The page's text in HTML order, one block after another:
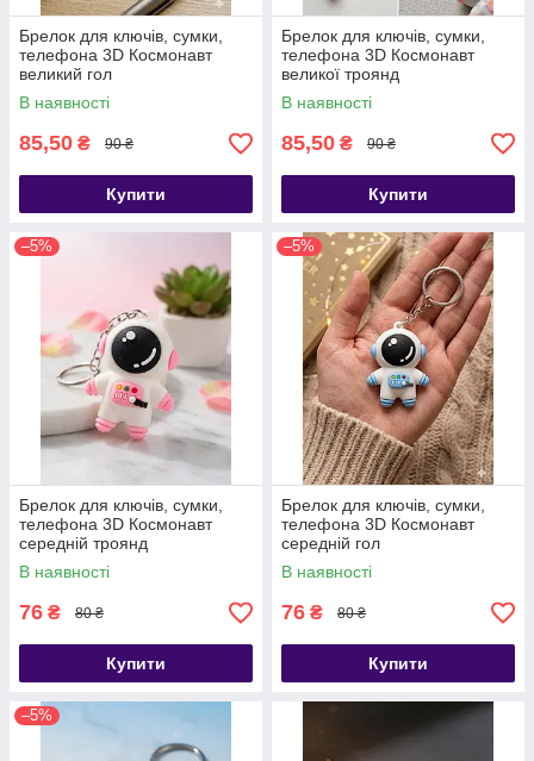
Брелок для ключів, сумки,
телефона 3D Космонавт
великий гол
В наявності
85,50 ₴ 90 ₴
Купити
Брелок для ключів, сумки,
телефона 3D Космонавт
великої троянд
В наявності
85,50 ₴ 90 ₴
Купити
–5%
Брелок для ключів, сумки,
телефона 3D Космонавт
середній троянд
В наявності
76 ₴ 80 ₴
Купити
–5%
Брелок для ключів, сумки,
телефона 3D Космонавт
середній гол
В наявності
76 ₴ 80 ₴
Купити
–5%